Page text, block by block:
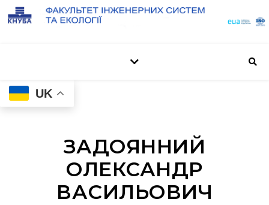
UK
ЗАДОЯННИЙ
ОЛЕКСАНДР
ВАСИЛЬОВИЧ